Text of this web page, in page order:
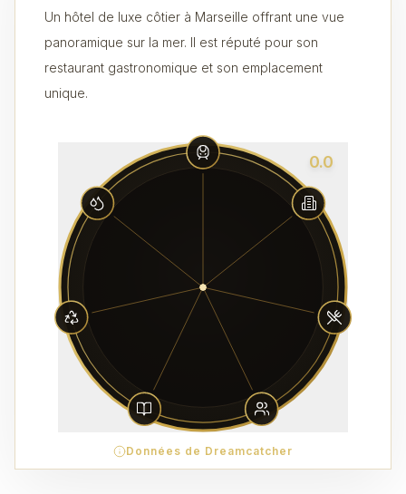
Un hôtel de luxe côtier à Marseille offrant une vue
panoramique sur la mer. Il est réputé pour son
restaurant gastronomique et son emplacement
unique.
0.0
Données de Dreamcatcher